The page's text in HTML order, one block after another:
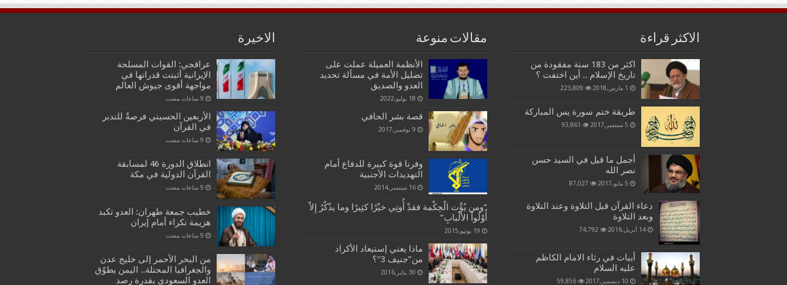
الاكثر قراءة
اكثر من 183 سنة مفقودة من
تاريخ الإسلام .. أين اختفت ؟
1 مارس,2018 223,809
طريقة ختم سورة يس المباركة
5 سبتمبر,2017 93,861
أجمل ما قيل في السيد حسن
نصر الله
5 مايو,2017 87,027
دعاء القرآن قبل التلاوة وعند التلاوة
وبعد التلاوة
14 أبريل,2016 74,792
أبيات في رثاء الامام الكاظم
عليه السلام
10 ديسمبر,2017 59,856
مقالات منوعة
الأنظمة العميلة عملت على
تضليل الأمة في مسألة تحديد
العدو والصديق
18 يوليو,2022
قصة بشر الحافي
9 نوفمبر,2017
وفرنا قوة كبيرة للدفاع أمام
التهديدات الأجنبية
16 سبتمبر,2014
“ومن يُؤْت الْحِكْمة فقدْ أُوتِي خيْرًا كثِيرًا وما يذّكّرُ إِلاّ
أُوْلُواْ الألْبابِ”
19 يونيو,2015
ماذا يعني إستبعاد الأكراد
من”جنيف 3″؟
30 يناير,2016
الاخيرة
عراقجي: القوات المسلحة
الإيرانية أثبتت قدراتها في
مواجهة أقوى جيوش العالم
الأربعين الحسيني فرصةٌ للتدبر
في القرآن
انطلاق الدورة 46 لمسابقة
القرآن الدولية في مكة
خطيب جمعة طهران: العدو تكبد
هزيمة نكراء أمام إيران
من البحر الأحمر إلى خليج عدن
والجغرافيا المحتلة.. اليمن يطوّق
العدو السعودي بقدرة رصد